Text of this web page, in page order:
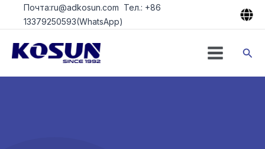
ПерейтиПочта:ru@adkosun.com Тел.: +86
13379250593(WhatsApp)